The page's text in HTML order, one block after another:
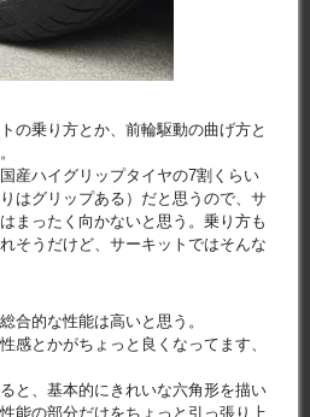
の乗り方とか、前輪駆動の曲げ方と
産ハイグリップタイヤの7割くらい
はグリップある）だと思うので、サ
まったく向かないと思う。乗り方も
そうだけど、サーキットではそんな
合的な性能は高いと思う。
感とかがちょっと良くなってます、
と、基本的にきれいな六角形を描い
能の部分だけをちょっと引っ張り上